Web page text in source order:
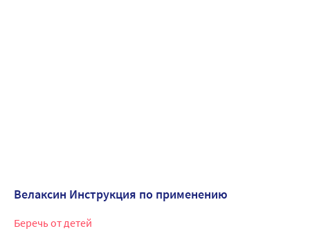
Велаксин Инструкция по применению
Беречь от детей